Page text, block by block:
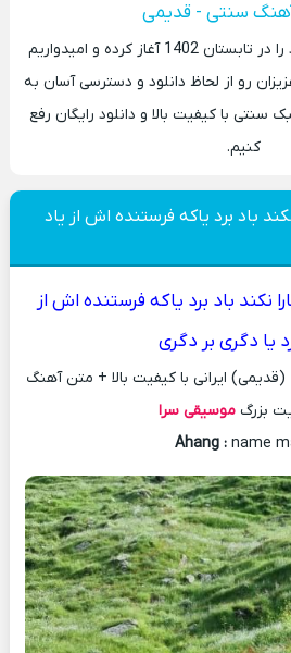
آهنگ سنتی - قدیمی
سایت موسیقی سرا کار خود را در تابستان 1402 آغاز کرده و امیدواریم
رو از لحاظ دانلود و دسترسی آسان به
سنتی با کیفیت بالا و دانلود رایگان رفع
کنیم.
باد برد یاکه فرستنده اش از یاد
نکند باد برد یاکه فرستنده اش از
یا دگری بر دگری
ایرانی با کیفیت بالا + متن آهنگ
بزرگ موسیقی سرا
Ahang :name